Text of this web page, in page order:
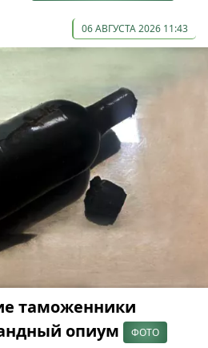
06 АВГУСТА 2026 11:43
таможенники
опиум
ФОТО